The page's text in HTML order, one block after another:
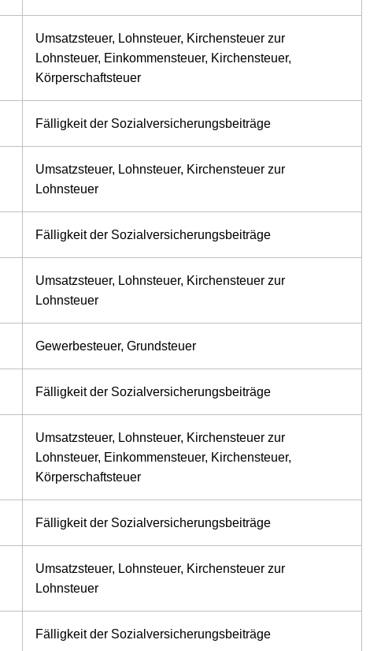
Umsatzsteuer, Lohnsteuer, Kirchensteuer zur
Lohnsteuer, Einkommensteuer, Kirchensteuer,
Körperschaftsteuer
Fälligkeit der Sozialversicherungsbeiträge
Umsatzsteuer, Lohnsteuer, Kirchensteuer zur
Lohnsteuer
Fälligkeit der Sozialversicherungsbeiträge
Umsatzsteuer, Lohnsteuer, Kirchensteuer zur
Lohnsteuer
Gewerbesteuer, Grundsteuer
Fälligkeit der Sozialversicherungsbeiträge
Umsatzsteuer, Lohnsteuer, Kirchensteuer zur
Lohnsteuer, Einkommensteuer, Kirchensteuer,
Körperschaftsteuer
Fälligkeit der Sozialversicherungsbeiträge
Umsatzsteuer, Lohnsteuer, Kirchensteuer zur
Lohnsteuer
Fälligkeit der Sozialversicherungsbeiträge